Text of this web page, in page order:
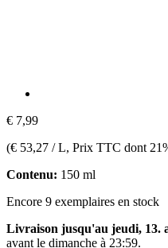
€ 7,99
(€ 53,27 / L, Prix TTC dont
Contenu: 150 ml
Encore 9 exemplaires en stock
Livraison jusqu'au jeudi, 13.
avant le dimanche à 23:59.